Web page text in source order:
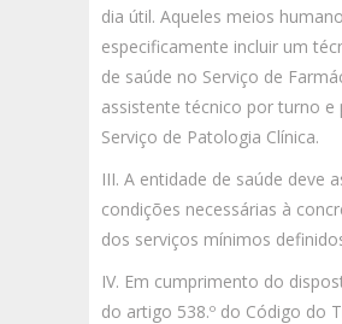
dia útil. Aqueles meios
especificamente incluir um
de saúde no Serviço de
assistente técnico por turno e
Serviço de Patologia Clínica.
III. A entidade de saúde deve
condições necessárias à
dos serviços mínimos
IV. Em cumprimento do
do artigo 538.º do Código do